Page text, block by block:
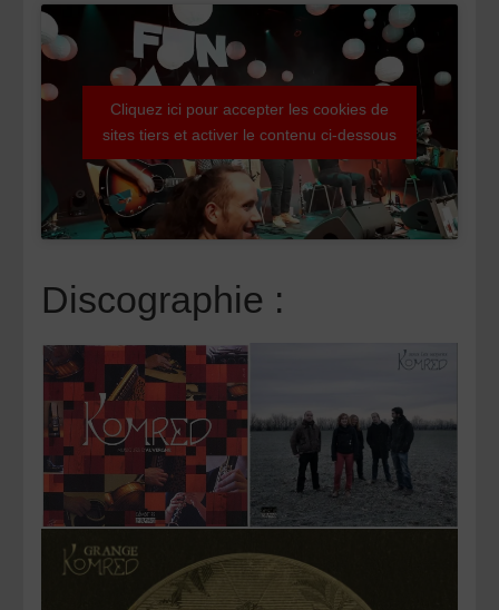
Cliquez ici pour accepter les cookies de
sites tiers et activer le contenu ci-dessous
Discographie :